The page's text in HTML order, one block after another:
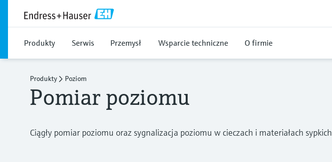
Produkty Serwis Przemysł Wsparcie techniczne O firmie
Produkty Poziom
Pomiar poziomu
Ciągły pomiar poziomu oraz sygnalizacja poziomu w cieczach i materiałach sypkich